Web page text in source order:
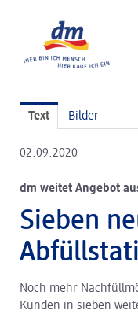
Pressebilder
dm Geschäftsführung
dm Markt
dm friseurstudio
dm kosmetikstudio
Verantwortung
Text Bilder
02.09.2020
dm weitet Angebot
Sieben
Noch mehr
Kunden in sieben